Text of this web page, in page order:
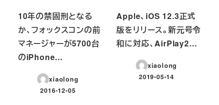
10年の禁固刑となる
か、フォックスコンの前
マネージャーが5700台
のiPhone…
xiaolong
投稿日
2016-12-05
Apple、iOS 12.3正式
版をリリース。新元号令
和に対応、AirPlay2…
xiaolong
投稿日
2019-05-14